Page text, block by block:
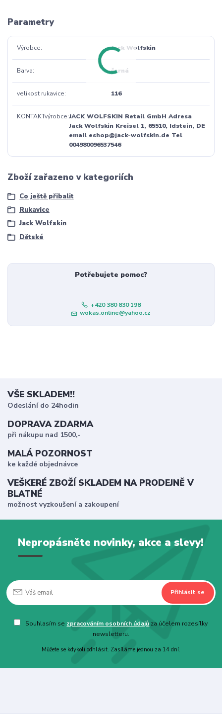
Parametry
Výrobce Jack Wolfskin
Barva černá
velikost rukavice 116
KONTAKTvýrobce JACK WOLFSKIN Retail GmbH Adresa
Jack Wolfskin Kreisel 1, 65510, Idstein, DE
email eshop@jack-wolfskin.de Tel
004980096537546
Zboží zařazeno v kategoriích
Co ještě přibalit
Rukavice
Jack Wolfskin
Dětské
Potřebujete pomoc?
+420 380 830 198
wokas.online@yahoo.cz
VŠE SKLADEM!!
Odeslání do 24hodin
DOPRAVA ZDARMA
při nákupu nad 1500,-
MALÁ POZORNOST
ke každé objednávce
VEŠKERÉ ZBOŽÍ SKLADEM NA PRODEJNĚ V
BLATNÉ
možnost vyzkoušení a zakoupení
Nepropásněte novinky, akce a slevy!
Přihlásit se
Souhlasím se zpracováním osobních údajů za účelem rozesílky
newsletteru.
Můžete se kdykoli odhlásit. Zasíláme jednou za 14 dní.